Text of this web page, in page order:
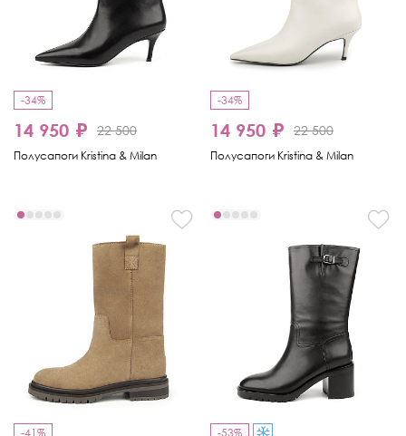
-34%
14 950 ₽ 22 500
Полусапоги Kristina & Milan
-34%
14 950 ₽ 22 500
Полусапоги Kristina & Milan
-41% -53%